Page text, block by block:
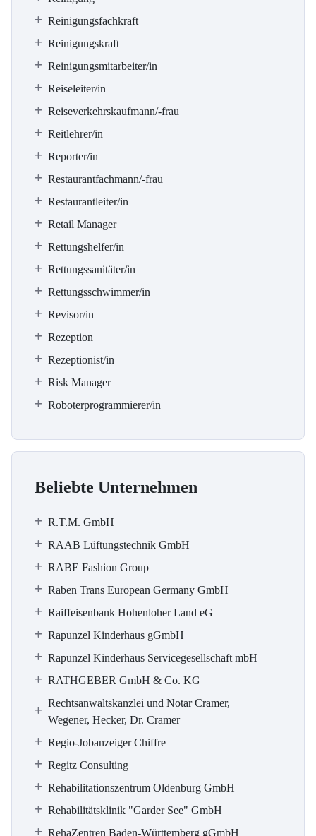
Reinigungsfachkraft
Reinigungskraft
Reinigungsmitarbeiter/in
Reiseleiter/in
Reiseverkehrskaufmann/-frau
Reitlehrer/in
Reporter/in
Restaurantfachmann/-frau
Restaurantleiter/in
Retail Manager
Rettungshelfer/in
Rettungssanitäter/in
Rettungsschwimmer/in
Revisor/in
Rezeption
Rezeptionist/in
Risk Manager
Roboterprogrammierer/in
Beliebte Unternehmen
R.T.M. GmbH
RAAB Lüftungstechnik GmbH
RABE Fashion Group
Raben Trans European Germany GmbH
Raiffeisenbank Hohenloher Land eG
Rapunzel Kinderhaus gGmbH
Rapunzel Kinderhaus Servicegesellschaft mbH
RATHGEBER GmbH & Co. KG
Rechtsanwaltskanzlei und Notar Cramer,
Wegener, Hecker, Dr. Cramer
Regio-Jobanzeiger Chiffre
Regitz Consulting
Rehabilitationszentrum Oldenburg GmbH
Rehabilitätsklinik "Garder See" GmbH
RehaZentren Baden-Württemberg gGmbH